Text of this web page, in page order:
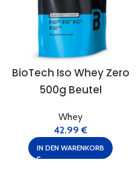
BioTech Iso Whey Zero
500g Beutel
Whey
42.99€
IN DEN WARENKORB